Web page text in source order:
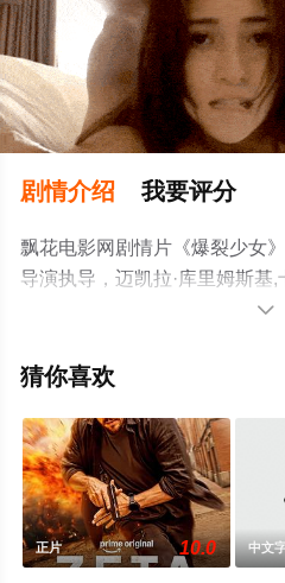
剧情介绍 我要评分
飘花电影网剧情片《爆裂少女
导演执导，迈凯拉·库里姆斯基,
斯
完整版电影大全就上飘花影院

猜你喜欢
正片 10.0 中文